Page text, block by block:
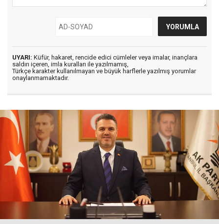
UYARI: Küfür, hakaret, rencide edici cümleler veya imalar, inançlara
saldırı içeren, imla kuralları ile yazılmamış,
Türkçe karakter kullanılmayan ve büyük harflerle yazılmış yorumlar
onaylanmamaktadır.